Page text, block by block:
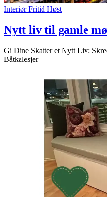
Interiør Fritid Høst
Nytt liv til gamle
Gi Dine Skatter et Nytt Liv:
Båtkalesjer